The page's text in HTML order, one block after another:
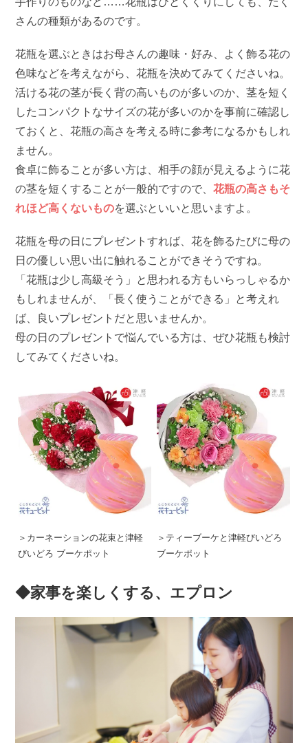
さんの種類があるのです。
花瓶を選ぶときはお母さんの趣味・好み、よく飾る花の
色味などを考えながら、花瓶を決めてみてくださいね。
活ける花の茎が長く背の高いものが多いのか、茎を短く
したコンパクトなサイズの花が多いのかを事前に確認し
ておくと、花瓶の高さを考える時に参考になるかもしれ
ません。
食卓に飾ることが多い方は、相手の顔が見えるように花
の茎を短くすることが一般的ですので、花瓶の高さもそ
れほど高くないものを選ぶといいと思いますよ。
花瓶を母の日にプレゼントすれば、花を飾るたびに母の
日の優しい思い出に触れることができそうですね。
「花瓶は少し高級そう」と思われる方もいらっしゃるか
もしれませんが、「長く使うことができる」と考えれ
ば、良いプレゼントだと思いませんか。
母の日のプレゼントで悩んでいる方は、ぜひ花瓶も検討
してみてくださいね。
＞カーネーションの花束と津軽
びいどろ ブーケポット
＞ティーブーケと津軽びいどろ
ブーケポット
◆家事を楽しくする、エプロン